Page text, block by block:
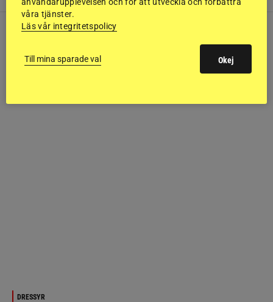
DRESSYR
våra tjänster.
Läs vår integritetspolicy
Till mina sparade val Okej